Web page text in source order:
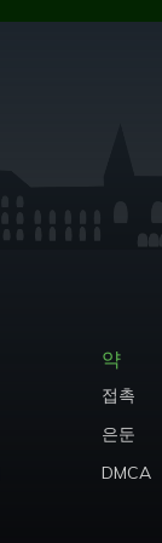
약
접촉
은둔
DMCA